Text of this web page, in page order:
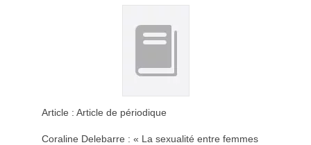
Article : Article de périodique
Coraline Delebarre : « La sexualité entre femmes